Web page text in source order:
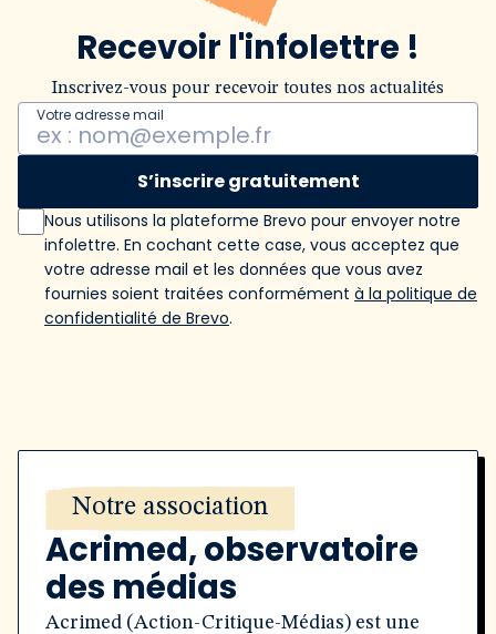
Recevoir l'infolettre !
Inscrivez-vous pour recevoir toutes nos actualités
Votre adresse mail
S’inscrire gratuitement
Nous utilisons la plateforme Brevo pour envoyer notre
infolettre. En cochant cette case, vous acceptez que
votre adresse mail et les données que vous avez
fournies soient traitées conformément à la politique de
confidentialité de Brevo.
Notre association
Acrimed, observatoire
des médias
Acrimed (Action-Critique-Médias) est une